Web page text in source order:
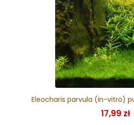
Eleocharis parvula (in-vitro)
17,99 zł